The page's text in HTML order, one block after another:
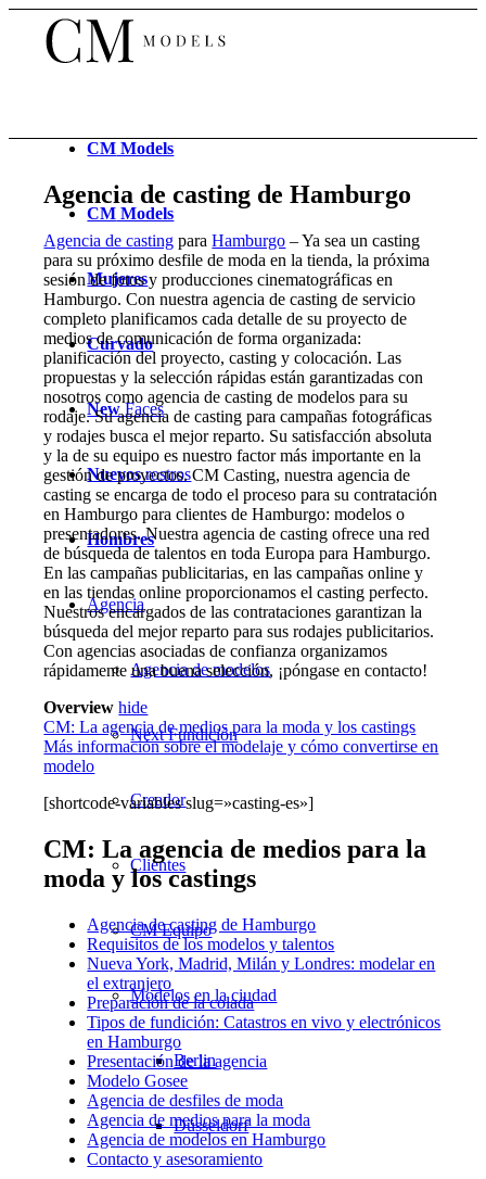
CM Models
CM Models
Mujeres
Curvado
NewFaces
Nuevosrostros
Hombres
Agencia
Agencia de modelos
Next Fundición
Creador
Clientes
CM Equipo
Modelos en la ciudad
Berlin
Düsseldorf
Agencia de casting de Hamburgo
Agencia de casting paraHamburgo – Ya sea un casting
para su próximo desfile de moda en la tienda, la próxima
sesión de fotos y producciones cinematográficas en
Hamburgo. Con nuestra agencia de casting de servicio
completo planificamos cada detalle de su proyecto de
medios de comunicación de forma organizada:
planificación del proyecto, casting y colocación. Las
propuestas y la selección rápidas están garantizadas con
nosotros como agencia de casting de modelos para su
rodaje. Su agencia de casting para campañas fotográficas
y rodajes busca el mejor reparto. Su satisfacción absoluta
y la de su equipo es nuestro factor más importante en la
gestión de proyectos. CM Casting, nuestra agencia de
casting se encarga de todo el proceso para su contratación
en Hamburgo para clientes de Hamburgo: modelos o
presentadores. Nuestra agencia de casting ofrece una red
de búsqueda de talentos en toda Europa para Hamburgo.
En las campañas publicitarias, en las campañas online y
en las tiendas online proporcionamos el casting perfecto.
Nuestros encargados de las contrataciones garantizan la
búsqueda del mejor reparto para sus rodajes publicitarios.
Con agencias asociadas de confianza organizamos
rápidamente una buena selección, ¡póngase en contacto!
Overview hide
CM: La agencia de medios para la moda y los castings
Más información sobre el modelaje y cómo convertirse en
modelo
[shortcode-variables slug=»casting-es»]
CM: La agencia de medios para la
moda y los castings
Agencia de casting de Hamburgo
Requisitos de los modelos y talentos
Nueva York, Madrid, Milán y Londres: modelar en
el extranjero
Preparación de la colada
Tipos de fundición: Catastros en vivo y electrónicos
en Hamburgo
Presentación de la agencia
Modelo Gosee
Agencia de desfiles de moda
Agencia de medios para la moda
Agencia de modelos en Hamburgo
Contacto y asesoramiento